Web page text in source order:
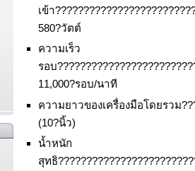
เข้า
580?วัตต์
ความเร็ว
รอบ
11,000?รอบ/นาที
ความยาวของเครื่องมือโดยรวม
(10?นิ้ว)
น้ำหนัก
สุทธิ